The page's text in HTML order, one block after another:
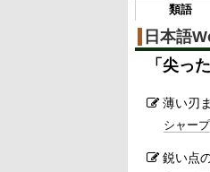
類語
日本語
「 尖った
薄い刃
シャープ
鋭い点